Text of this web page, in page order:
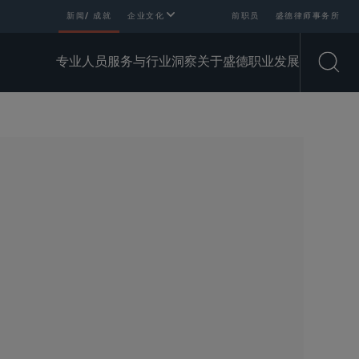
新闻/ 成就 企业文化 前职员 盛德律师事务所
专业人员服务与行业洞察关于盛德职业发展